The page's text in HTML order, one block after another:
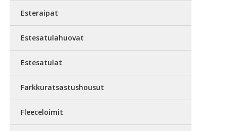
Esteraipat
Estesatulahuovat
Estesatulat
Farkkuratsastushousut
Fleeceloimit